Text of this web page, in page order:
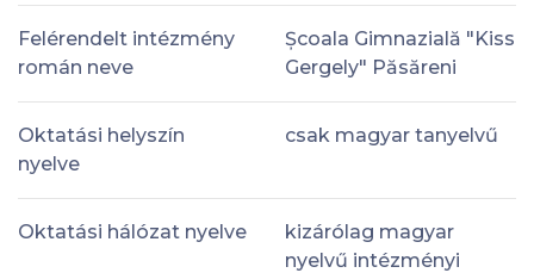
Felérendelt intézmény
román neve
Școala Gimnazială "Kiss
Gergely" Păsăreni
Oktatási helyszín
nyelve
csak magyar tanyelvű
Oktatási hálózat nyelve
kizárólag magyar
nyelvű intézményi